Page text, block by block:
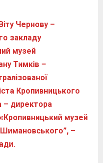
Чернову –
закладу
музей
Тимків –
Кропивницького
– директора
музей
–